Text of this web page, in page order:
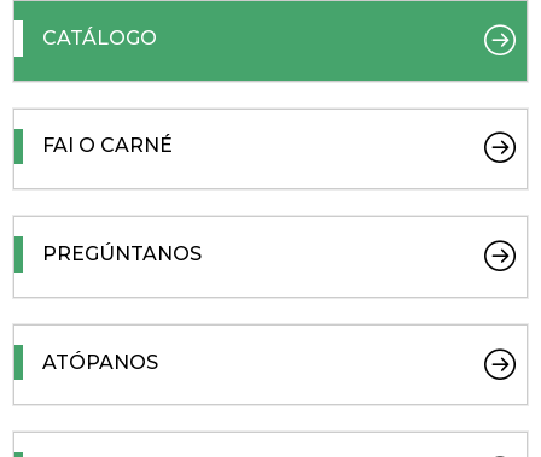
CATÁLOGO
FAI O CARNÉ
PREGÚNTANOS
ATÓPANOS